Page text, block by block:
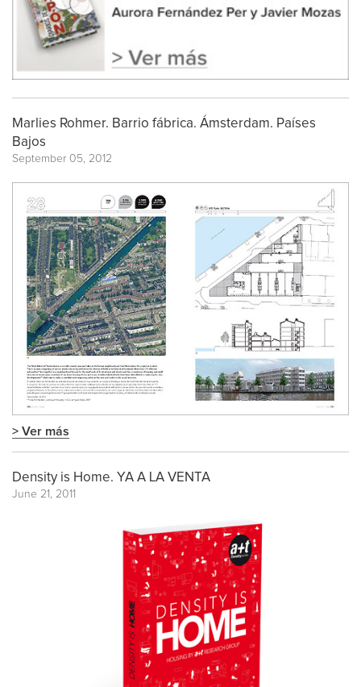
Marlies Rohmer. Barrio fábrica. Ámsterdam. Países
Bajos
September 05, 2012
> Ver más
Density is Home. YA A LA VENTA
June 21, 2011